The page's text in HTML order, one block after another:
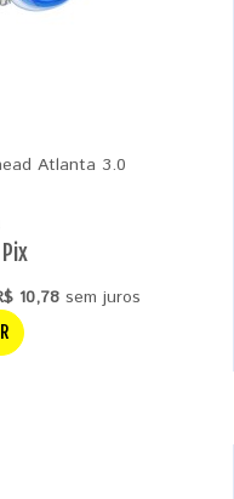
Atlanta 3.0
10,78 sem juros